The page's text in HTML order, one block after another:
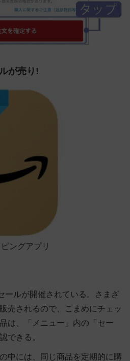
が売り!
ングアプリ
ールが開催されている。さまざ
売されるので、こまめにチェッ
は、「メニュー」内の「セー
できる。
中には、同じ商品を定期的に購